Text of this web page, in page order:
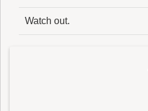
Watch out.